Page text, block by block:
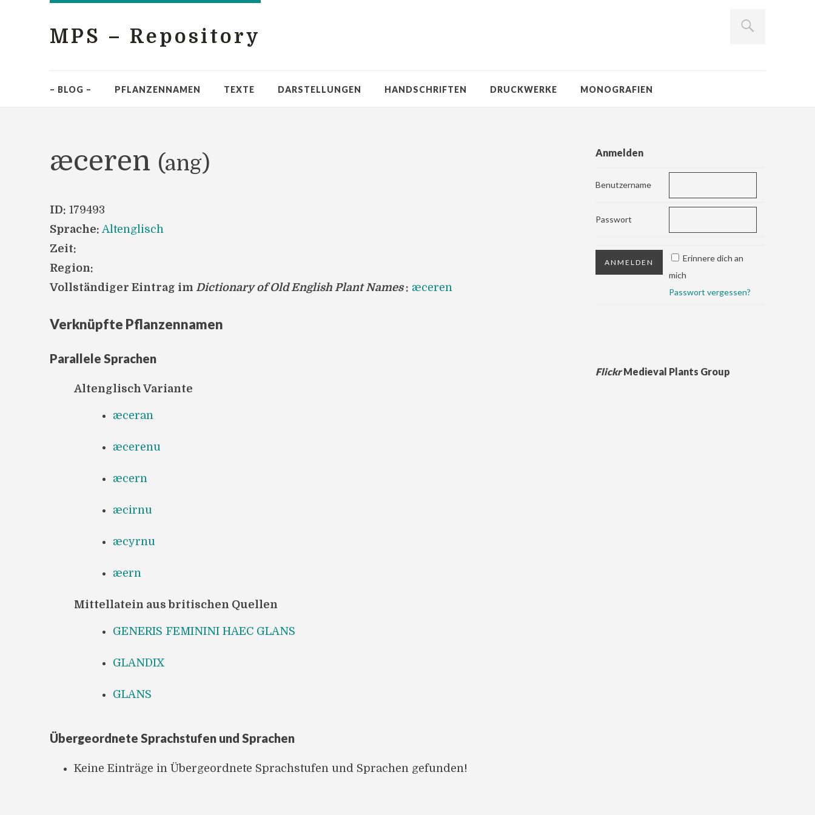
MPS – Repository
– BLOG – PFLANZENNAMEN TEXTE DARSTELLUNGEN HANDSCHRIFTEN DRUCKWERKE MONOGRAFIEN
æceren (ang)
ID: 179493
Sprache: Altenglisch
Zeit:
Region:
Vollständiger Eintrag im Dictionary of Old English Plant Names : æceren
Verknüpfte Pflanzennamen
Parallele Sprachen
Altenglisch Variante
æceran
æcerenu
æcern
æcirnu
æcyrnu
æern
Mittellatein aus britischen Quellen
GENERIS FEMININI HAEC GLANS
GLANDIX
GLANS
Übergeordnete Sprachstufen und Sprachen
Keine Einträge in Übergeordnete Sprachstufen und Sprachen gefunden!
Anmelden
Benutzername
Passwort
Erinnere dich an
mich
Passwort vergessen?
FlickrMedieval Plants Group